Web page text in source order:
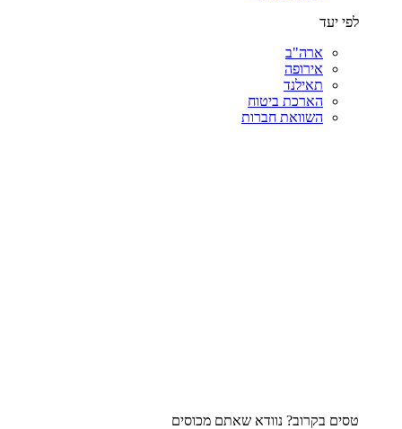
לפי יעד
ארה"ב
אירופה
תאילנד
הארכת ביטוח
השוואת חברות
טסים בקרוב? נוודא שאתם מכוסים